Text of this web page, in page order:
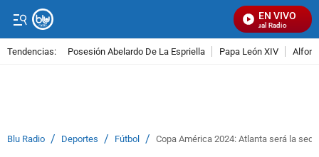
EN VIVO
Señal Visual Radio
Tendencias: Posesión Abelardo De La Espriella Papa León XIV
Blu Radio / Deportes / Fútbol / Copa América 2024: Atlanta será la